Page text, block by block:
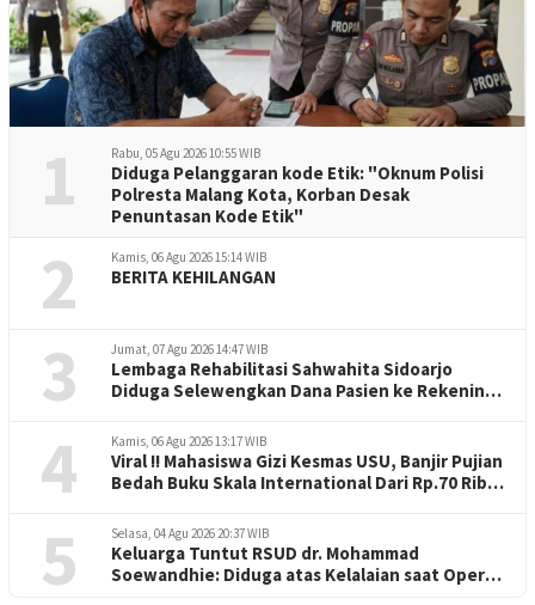
1 Rabu, 05 Agu 2026 10:55 WIB
Diduga Pelanggaran kode Etik: "Oknum Polisi
Polresta Malang Kota, Korban Desak
Penuntasan Kode Etik"
2 Kamis, 06 Agu 2026 15:14 WIB
BERITA KEHILANGAN
3 Jumat, 07 Agu 2026 14:47 WIB
Lembaga Rehabilitasi Sahwahita Sidoarjo
Diduga Selewengkan Dana Pasien ke Rekening
4 Kamis, 06 Agu 2026 13:17 WIB
Viral !! Mahasiswa Gizi Kesmas USU, Banjir Pujian
Bedah Buku Skala International Dari Rp.70 Ribu
5 Selasa, 04 Agu 2026 20:37 WIB
Keluarga Tuntut RSUD dr. Mohammad
Soewandhie: Diduga atas Kelalaian saat Operasi